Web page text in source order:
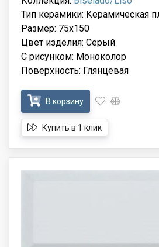
Тип керамики: Керамическая
Размер: 75x150
Цвет изделия: Серый
С рисунком: Моноколор
Поверхность: Глянцевая
В корзину
Купить в 1 клик